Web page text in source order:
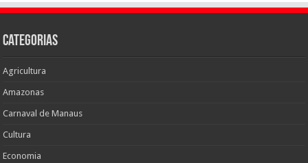
Categorias
Agricultura
Amazonas
Carnaval de Manaus
Cultura
Economia